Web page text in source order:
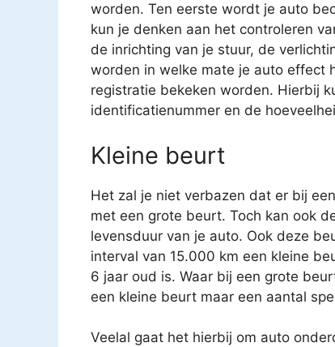
worden. Ten eerste wordt je auto
kun je denken aan het controleren
de inrichting van je stuur, de
worden in welke mate je auto effect
registratie bekeken worden. Hierbij
identificatienummer en de
Kleine beurt
Het zal je niet verbazen dat er bij
met een grote beurt. Toch kan ook
levensduur van je auto. Ook deze
interval van 15.000 km een kleine
6 jaar oud is. Waar bij een grote
een kleine beurt maar een aantal
Veelal gaat het hierbij om auto